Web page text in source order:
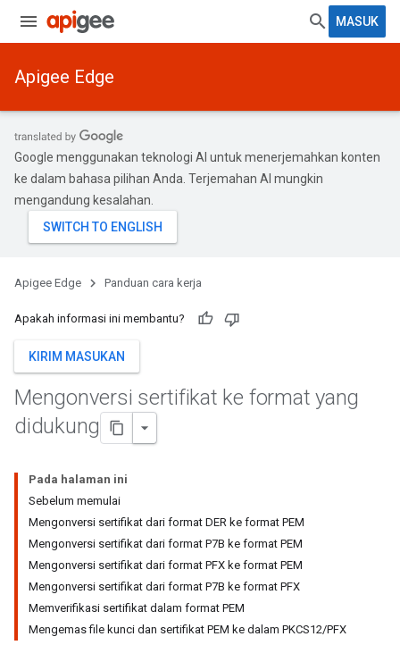
MASUK
Apigee Edge
Google menggunakan teknologi AI untuk menerjemahkan konten
ke dalam bahasa pilihan Anda. Terjemahan AI mungkin
mengandung kesalahan.
Apigee Edge Panduan cara kerja
Apakah informasi ini membantu?
KIRIM MASUKAN
Mengonversi sertifikat ke format yang
didukung
Pada halaman ini
Sebelum memulai
Mengonversi sertifikat dari format DER ke format PEM
Mengonversi sertifikat dari format P7B ke format PEM
Mengonversi sertifikat dari format PFX ke format PEM
Mengonversi sertifikat dari format P7B ke format PFX
Memverifikasi sertifikat dalam format PEM
Mengemas file kunci dan sertifikat PEM ke dalam PKCS12/PFX